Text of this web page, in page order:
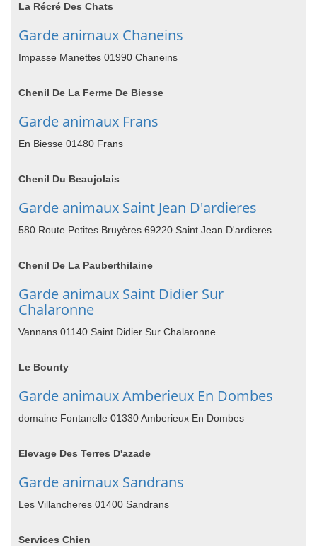
La Récré Des Chats
Garde animaux Chaneins
Impasse Manettes 01990 Chaneins
Chenil De La Ferme De Biesse
Garde animaux Frans
En Biesse 01480 Frans
Chenil Du Beaujolais
Garde animaux Saint Jean D'ardieres
580 Route Petites Bruyères 69220 Saint Jean D'ardieres
Chenil De La Pauberthilaine
Garde animaux Saint Didier Sur
Chalaronne
Vannans 01140 Saint Didier Sur Chalaronne
Le Bounty
Garde animaux Amberieux En Dombes
domaine Fontanelle 01330 Amberieux En Dombes
Elevage Des Terres D'azade
Garde animaux Sandrans
Les Villancheres 01400 Sandrans
Services Chien